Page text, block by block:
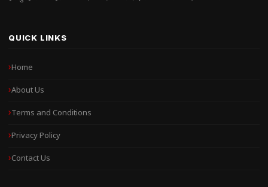
QUICK LINKS
Home
About Us
Terms and Conditions
Privacy Policy
Contact Us